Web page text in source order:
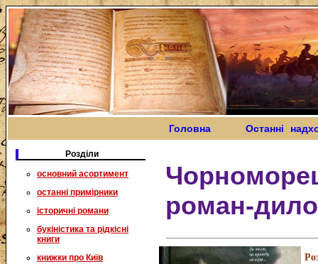
Головна Останні
Розділи
основний асортимент
останні примірники
історичні романи
букіністика та рідкісні
книги
книжки про Київ
роман-